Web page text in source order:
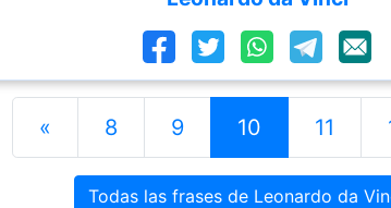
« 8 9 10 11
Todas las frases de Leonardo da